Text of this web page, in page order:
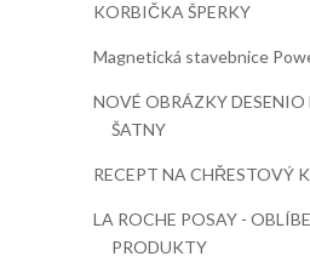
KORBIČKA ŠPERKY
Magnetická stavebnice
NOVÉ OBRÁZKY DESENIO
ŠATNY
RECEPT NA CHŘESTOVÝ
LA ROCHE POSAY -
PRODUKTY